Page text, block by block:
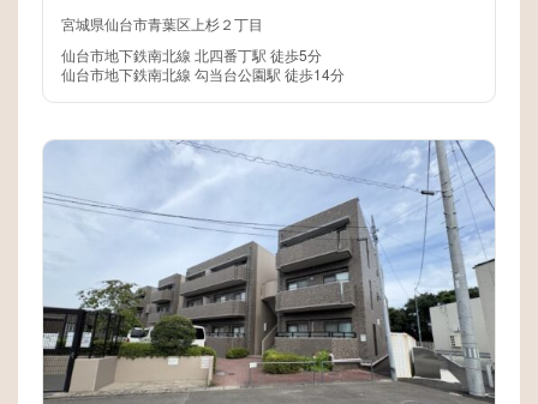
宮城県仙台市青葉区上杉２丁目
仙台市地下鉄南北線 北四番丁駅 徒歩5分
仙台市地下鉄南北線 勾当台公園駅 徒歩14分